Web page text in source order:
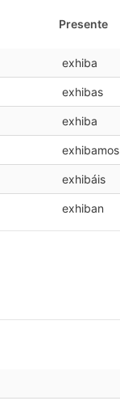
Presente
exhiba
exhibas
exhiba
exhibamos
exhibáis
exhiban